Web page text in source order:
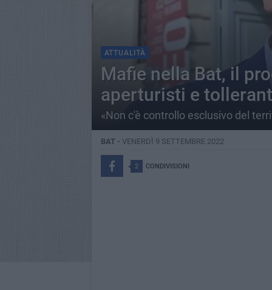
ATTUALITÀ
Mafie nella Bat, il
aperturisti e
«Non c'è controllo esclusivo del
BAT - VENERDÌ 9 SETTEMBRE 2022
2 CONDIVISIONI